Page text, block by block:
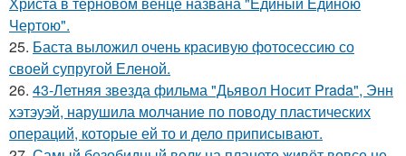
Чертою".
25. Баста выложил очень красивую фотосессию со
своей супругой Еленой.
26. 43-Летняя звезда фильма "Дьявол Носит Prada", Энн
хэтэуэй, нарушила молчание по поводу пластических
операций, которые ей то и дело приписывают.